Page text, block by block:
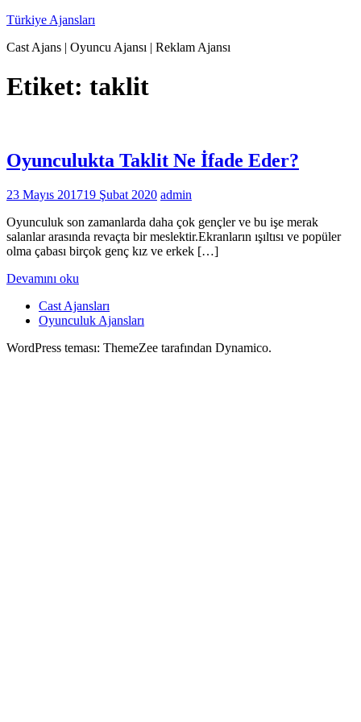
İçeriğe
Türkiye Ajansları
Cast Ajans | Oyuncu Ajansı | Reklam Ajansı
Etiket: taklit
Oyunculukta Taklit Ne İfade Eder?
23 Mayıs 201719 Şubat 2020 admin
Oyunculuk son zamanlarda daha çok gençler ve bu işe merak
salanlar arasında revaçta bir meslektir.Ekranların ışıltısı ve popüler
olma çabası birçok genç kız ve erkek […]
Devamını oku
Cast Ajansları
Oyunculuk Ajansları
WordPress teması: ThemeZee tarafından Dynamico.